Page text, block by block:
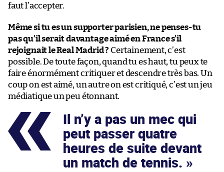
faut l’accepter.
Même si tu es un supporter parisien, ne penses-tu
pas qu’il serait davantage aimé en France s’il
rejoignait le Real Madrid ? Certainement, c’est
possible. De toute façon, quand tu es haut, tu peux te
faire énormément critiquer et descendre très bas. Un
coup on est aimé, un autre on est critiqué, c’est un jeu
médiatique un peu étonnant.
Il n’y a pas un mec qui
peut passer quatre
heures de suite devant
un match de tennis.